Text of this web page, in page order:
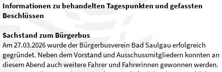
Informationen zu behandelten Tagespunkten und gefassten
Beschlüssen
Sachstand zum Bürgerbus
Am 27.03.2026 wurde der Bürgerbusverein Bad Saulgau erfolgreich
gegründet. Neben dem Vorstand und Ausschussmitgliedern konnten an
diesem Abend auch weitere Fahrer und Fahrerinnen gewonnen werden.